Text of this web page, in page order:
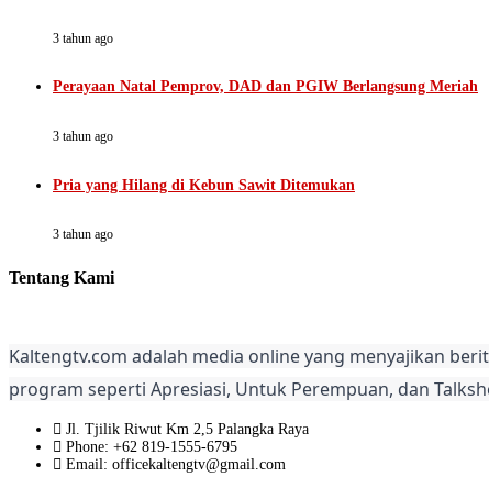
3 tahun ago
Perayaan Natal Pemprov, DAD dan PGIW Berlangsung Meriah
3 tahun ago
Pria yang Hilang di Kebun Sawit Ditemukan
3 tahun ago
Tentang Kami
Kaltengtv.com adalah media online yang menyajikan
program seperti Apresiasi, Untuk Perempuan, dan
Jl. Tjilik Riwut Km 2,5 Palangka Raya
Phone: +62 819-1555-6795
Email: officekaltengtv@gmail.com